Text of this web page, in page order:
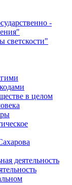
-
светскости"
в целом
деятельность